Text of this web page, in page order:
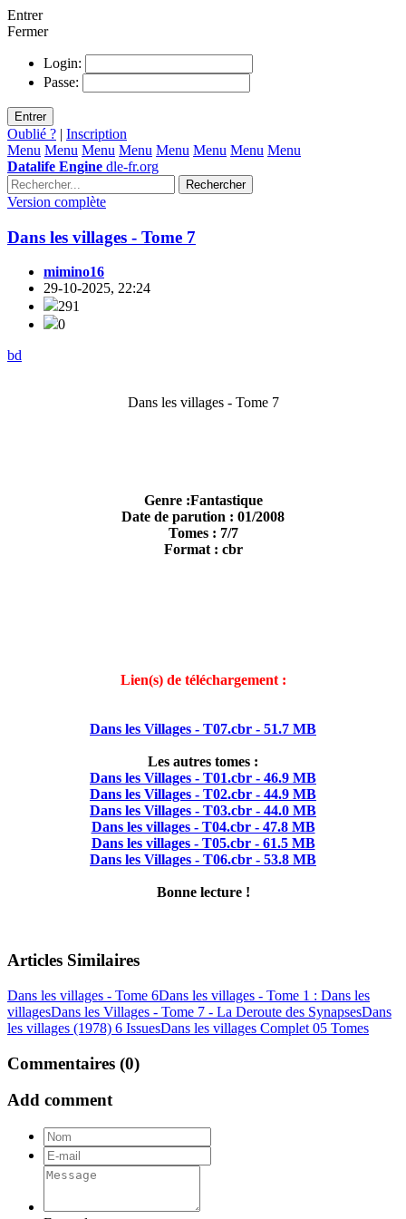
Entrer
Fermer
Login:
Passe:
Entrer
Oublié ? | Inscription
Menu Menu Menu Menu Menu Menu Menu Menu
Datalife Engine dle-fr.org
Rechercher
Version complète
Dans les villages - Tome 7
mimino16
29-10-2025, 22:24
291
0
bd
Dans les villages - Tome 7
Genre :Fantastique
Date de parution : 01/2008
Tomes : 7/7
Format : cbr
Lien(s) de téléchargement :
Dans les Villages - T07.cbr - 51.7 MB
Les autres tomes :
Dans les Villages - T01.cbr - 46.9 MB
Dans les Villages - T02.cbr - 44.9 MB
Dans les Villages - T03.cbr - 44.0 MB
Dans les villages - T04.cbr - 47.8 MB
Dans les villages - T05.cbr - 61.5 MB
Dans les Villages - T06.cbr - 53.8 MB
Bonne lecture !
Articles Similaires
Dans les villages - Tome 6Dans les villages - Tome 1 : Dans les
villagesDans les Villages - Tome 7 - La Deroute des SynapsesDans
les villages (1978) 6 IssuesDans les villages Complet 05 Tomes
Commentaires (0)
Add comment